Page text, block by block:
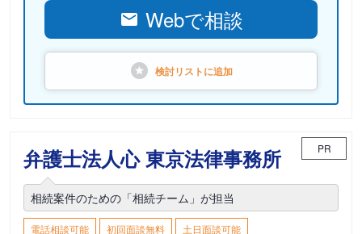
Webで相談
検討リストに追加
弁護士法人心 東京法律事務所 PR
相続案件のための「相続チーム」が担当
電話相談可能 初回面談無料
土日面談可能